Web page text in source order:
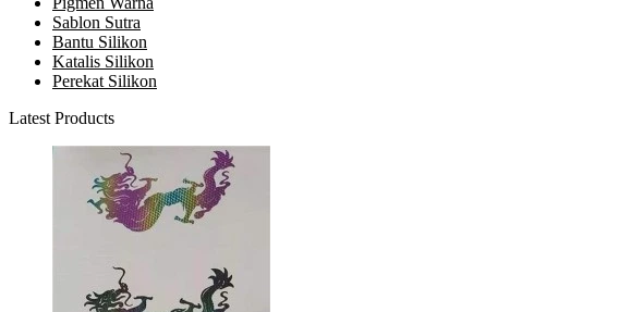
Sablon Sutra
Bantu Silikon
Katalis Silikon
Perekat Silikon
Latest Products